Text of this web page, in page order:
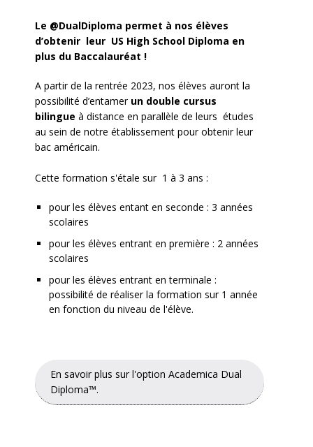
Le @DualDiploma permet à nos élèves
d’obtenir leur US High School Diploma en
plus du Baccalauréat !
A partir de la rentrée 2023, nos élèves auront la
possibilité d’entamer un double cursus
bilingue à distance en parallèle de leurs études
au sein de notre établissement pour obtenir leur
bac américain.
Cette formation s'étale sur 1 à 3 ans :
pour les élèves entant en seconde : 3 années
scolaires
pour les élèves entrant en première : 2 années
scolaires
pour les élèves entrant en terminale :
possibilité de réaliser la formation sur 1 année
en fonction du niveau de l'élève.
En savoir plus sur l'option Academica Dual
Diploma™.